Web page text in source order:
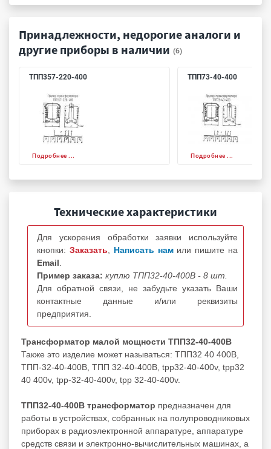
Принадлежности, недорогие аналоги и
другие приборы в наличии (6)
ТПП357-220-400
Подробнее ...
ТПП73-40-400
Подробнее ...
Технические характеристики
Для ускорения обработки заявки используйте
кнопки: Заказать Написать нам или пишите на
Email
Пример заказа: куплю ТПП32-40-400В - 8 шт.
Для обратной связи, не забудьте указать Ваши
контактные данные и/или реквизиты
предприятия.
Трансформатор малой мощности ТПП32-40-400В
Также это изделие может называться: ТПП32 40 400В,
ТПП-32-40-400В, ТПП 32-40-400В, tpp32-40-400v, tpp32
40 400v, tpp-32-40-400v, tpp 32-40-400v.
ТПП32-40-400В трансформатор предназначен для
работы в устройствах, собранных на полупроводниковых
приборах в радиоэлектронной аппаратуре, аппаратуре
средств связи и электронно‐вычислительных машинах, а